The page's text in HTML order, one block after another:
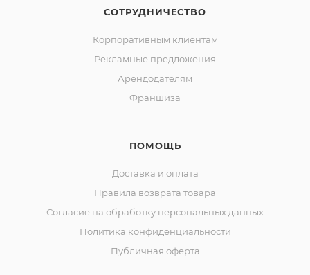
СОТРУДНИЧЕСТВО
Корпоративным клиентам
Рекламные предложения
Арендодателям
Франшиза
ПОМОЩЬ
Доставка и оплата
Правила возврата товара
Согласие на обработку персональных данных
Политика конфиденциальности
Публичная оферта